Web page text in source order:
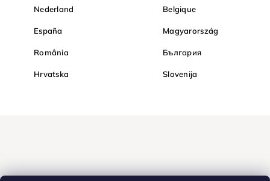
Nederland Belgique
España Magyarország
România България
Hrvatska Slovenija